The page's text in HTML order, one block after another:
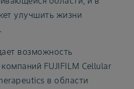
улучшить жизни
возможность
FUJIFILM Cellular
в области